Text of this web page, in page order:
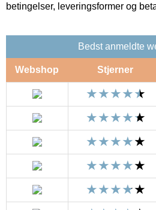
betingelser, leveringsformer og
Bedst anmeldte
Webshop Stjerner